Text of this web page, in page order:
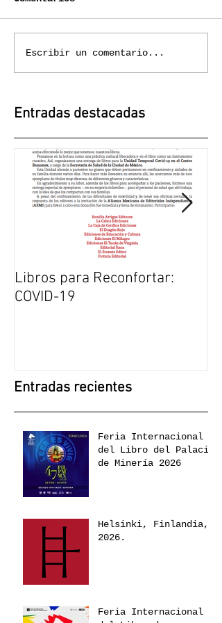
Escribir un comentario...
Entradas destacadas
Libros para Reconfortar:
COVID-19
Entradas recientes
Feria Internacional
del Libro del Palacio
de Minería 2026
Helsinki, Finlandia,
2026.
Feria Internacional